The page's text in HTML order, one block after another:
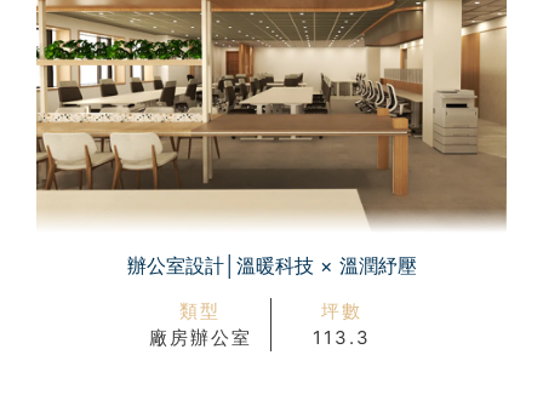
辦公室設計│溫暖科技 × 溫潤紓壓
類型
廠房辦公室
坪數
113.3